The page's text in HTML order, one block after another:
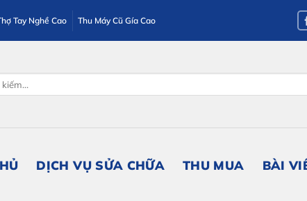
Tay Nghề Cao Thu Máy Cũ Gía Cao
DỊCH VỤ SỬA CHỮA THU MUA BÀI